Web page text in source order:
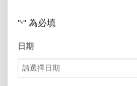
"*" 為必填
日期
MM